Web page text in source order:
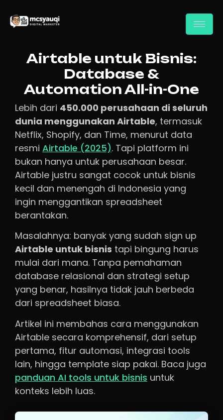
Airtable untuk Bisnis:
Database &
Automation All-in-One
Lebih dari 450.000 perusahaan di seluruh
dunia menggunakan Airtable, termasuk
Netflix, Shopify, dan Time, menurut data
resmi Airtable (2025). Tapi platform ini
bukan hanya untuk perusahaan besar.
Airtable justru sangat cocok untuk bisnis
kecil dan menengah di Indonesia yang
ingin menggantikan spreadsheet
berantakan.
Masalahnya: banyak yang sudah sign up
Airtable untuk bisnis tapi bingung harus
mulai dari mana. Tanpa pemahaman
database relasional dan strategi setup
yang benar, hasilnya tidak jauh berbeda
dari spreadsheet biasa.
Artikel ini membahas cara menggunakan
Airtable secara komprehensif, dari setup
pertama, fitur automasi, integrasi tools
lain, hingga template siap pakai. Baca juga
panduan AI tools untuk bisnis untuk
konteks lebih luas.